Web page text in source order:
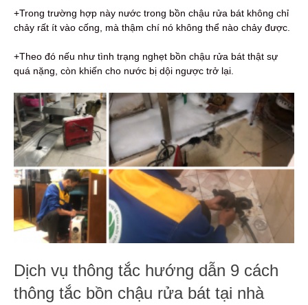
+Trong trường hợp này nước trong bồn chậu rửa bát không chỉ
chảy rất ít vào cống, mà thậm chí nó không thể nào chảy được.
+Theo đó nếu như tình trạng nghẹt bồn chậu rửa bát thật sự
quá nặng, còn khiến cho nước bị dội ngược trở lại.
Dịch vụ thông tắc hướng dẫn 9 cách
thông tắc bồn chậu rửa bát tại nhà